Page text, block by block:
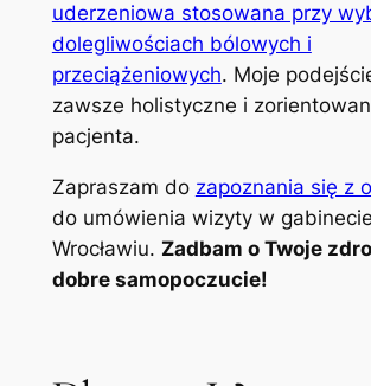
uderzeniowa stosowana przy
dolegliwościach bólowych i
przeciążeniowych. Moje
zawsze holistyczne i
pacjenta.
Zapraszam do zapoznania się z
do umówienia wizyty w
Wrocławiu. Zadbam o Twoje
dobre samopoczucie!